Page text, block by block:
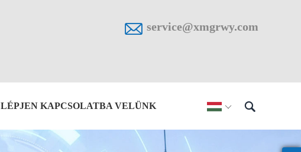
 service@xmgrwy.com
 
LÉPJEN KAPCSOLATBA VELÜNK